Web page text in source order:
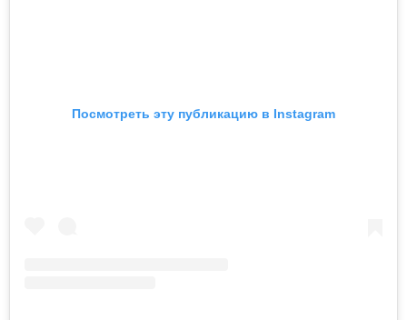
Посмотреть эту публикацию в Instagram